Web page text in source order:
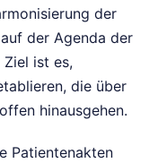
der
der Agenda der
ist es,
die über
hinausgehen.
Patientenakten